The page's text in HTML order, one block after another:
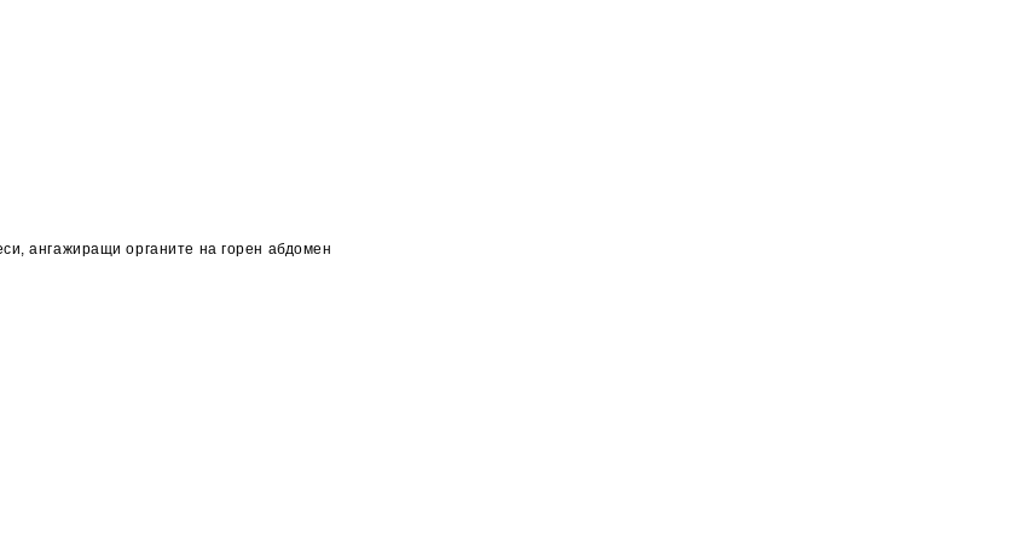
ангажиращи органите на горен абдомен